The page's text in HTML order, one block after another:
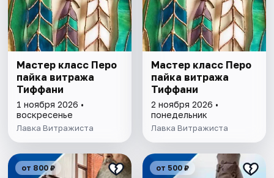
Мастер класс Перо
пайка витража
Тиффани
1 ноября 2026 •
воскресенье
Лавка Витражиста
Мастер класс Перо
пайка витража
Тиффани
2 ноября 2026 •
понедельник
Лавка Витражиста
от 800 ₽ от 500 ₽